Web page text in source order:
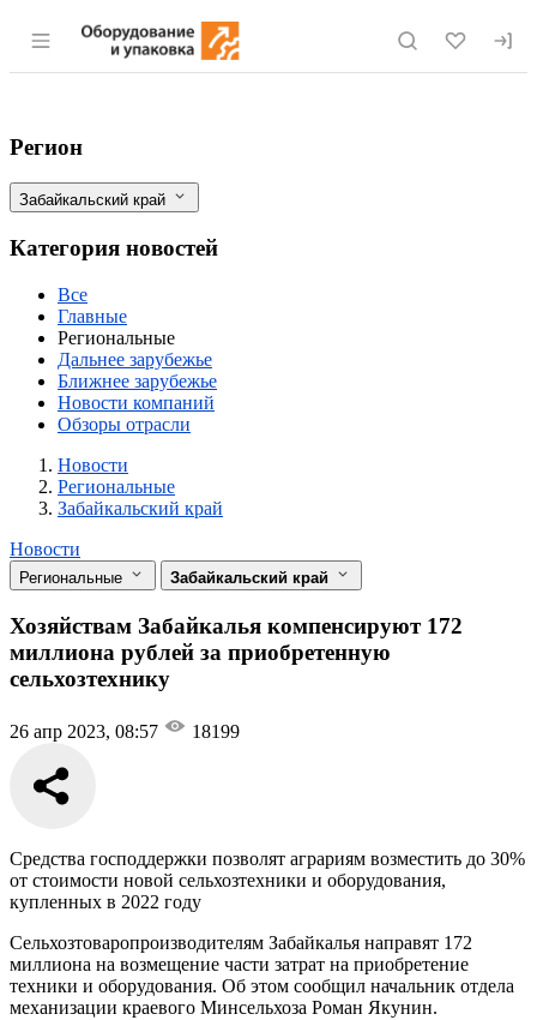
Раздел навигации по сайту eqinfo.ru
Хозяйствам Забайкалья компенсируют
Фильтры
Регион
Забайкальский край
Категория новостей
Все
Главные
Региональные
Дальнее зарубежье
Ближнее зарубежье
Новости компаний
Обзоры отрасли
Новости
Разделы
Новости
Региональные
Забайкальский край
Новости
Региональные Забайкальский край
Хозяйствам Забайкалья компенсируют 172
миллиона рублей за приобретенную
сельхозтехнику
26 апр 2023, 08:57 18199
Средства господдержки позволят аграриям возместить до 30%
от стоимости новой сельхозтехники и оборудования,
купленных в 2022 году
Сельхозтоваропроизводителям Забайкалья направят 172
миллиона на возмещение части затрат на приобретение
техники и оборудования. Об этом сообщил начальник отдела
механизации краевого Минсельхоза Роман Якунин.